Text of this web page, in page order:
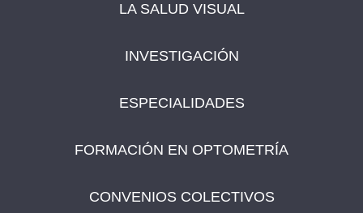
LA SALUD VISUAL
INVESTIGACIÓN
ESPECIALIDADES
FORMACIÓN EN OPTOMETRÍA
CONVENIOS COLECTIVOS